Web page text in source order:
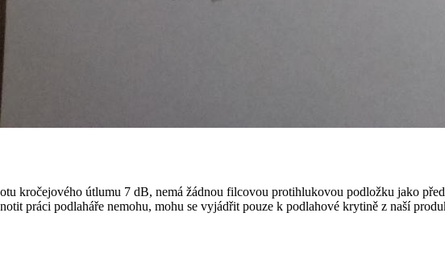
kročejového útlumu 7 dB, nemá žádnou filcovou protihlukovou podložku jako
práci podlaháře nemohu, mohu se vyjádřit pouze k podlahové krytině z naší